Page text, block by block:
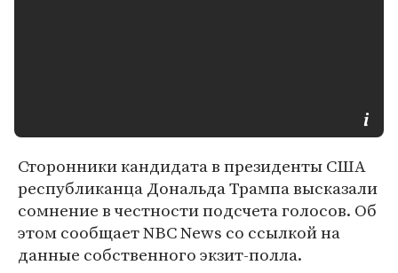
Сторонники кандидата в президенты США
республиканца Дональда Трампа высказали
сомнение в честности подсчета голосов. Об
этом сообщает NBC News со ссылкой на
данные собственного экзит-полла.